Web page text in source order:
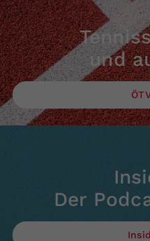
und
Der